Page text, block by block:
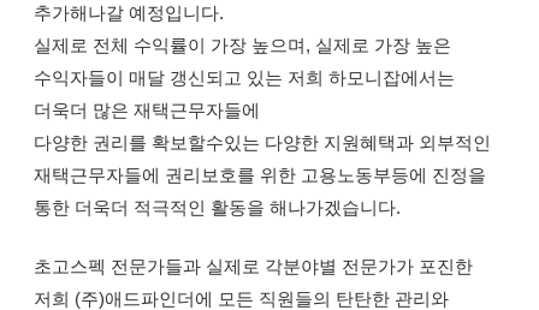
추가해나갈 예정입니다.
실제로 전체 수익률이 가장 높으며, 실제로 가장 높은
수익자들이 매달 갱신되고 있는 저희 하모니잡에서는
더욱더 많은 재택근무자들에
다양한 권리를 확보할수있는 다양한 지원혜택과 외부적인
재택근무자들에 권리보호를 위한 고용노동부등에 진정을
통한 더욱더 적극적인 활동을 해나가겠습니다.
초고스펙 전문가들과 실제로 각분야별 전문가가 포진한
저희 (주)애드파인더에 모든 직원들의 탄탄한 관리와